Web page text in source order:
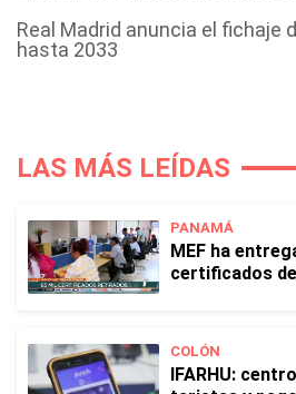
Real Madrid anuncia el fichaje
hasta 2033
LAS MÁS LEÍDAS
PANAMÁ
MEF ha
certificados
COLÓN
IFARHU: